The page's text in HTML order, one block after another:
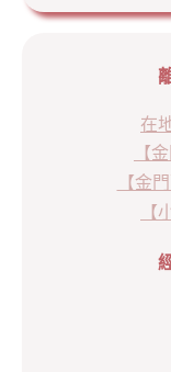
在
【
【金